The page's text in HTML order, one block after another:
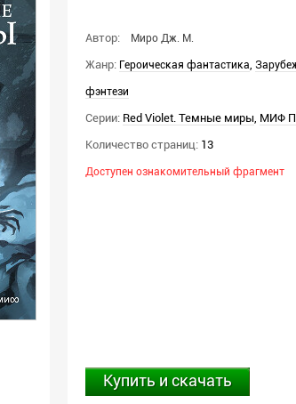
Автор: Миро Дж. М.
Жанр: Героическая фантастика,
фэнтези
Серии: Red Violet. Темные миры, МИФ
Количество страниц: 13
Доступен ознакомительный фрагмент
Купить и скачать